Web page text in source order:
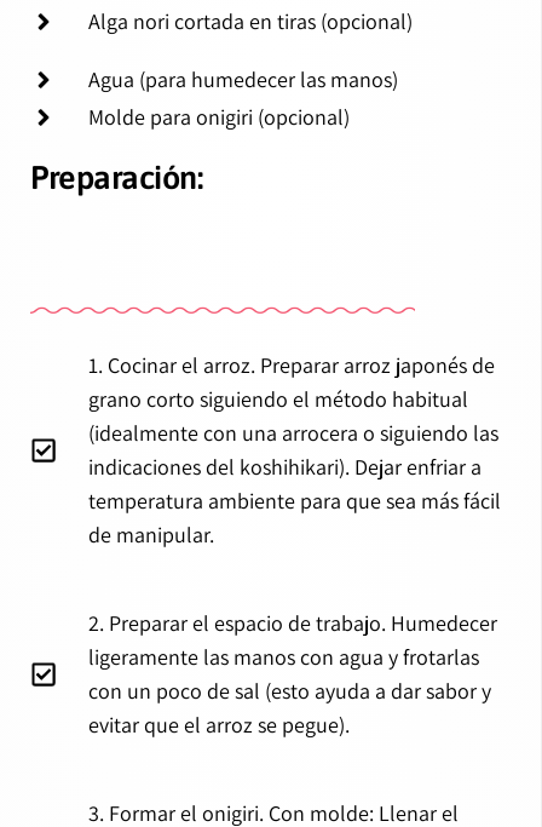
Alga nori cortada en tiras (opcional)
Agua (para humedecer las manos)
Molde para onigiri (opcional)
Preparación:
1. Cocinar el arroz. Preparar arroz japonés de
grano corto siguiendo el método habitual
(idealmente con una arrocera o siguiendo las
indicaciones del koshihikari). Dejar enfriar a
temperatura ambiente para que sea más fácil
de manipular.
2. Preparar el espacio de trabajo. Humedecer
ligeramente las manos con agua y frotarlas
con un poco de sal (esto ayuda a dar sabor y
evitar que el arroz se pegue).
3. Formar el onigiri. Con molde: Llenar el